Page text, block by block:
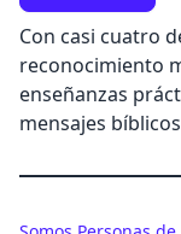
Con casi cuatro
reconocimiento
enseñanzas
mensajes